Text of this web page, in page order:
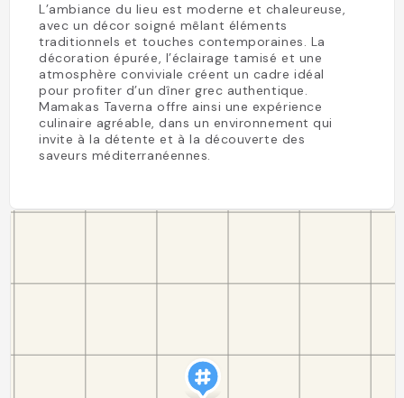
L’ambiance du lieu est moderne et chaleureuse,
avec un décor soigné mêlant éléments
traditionnels et touches contemporaines. La
décoration épurée, l’éclairage tamisé et une
atmosphère conviviale créent un cadre idéal
pour profiter d’un dîner grec authentique.
Mamakas Taverna offre ainsi une expérience
culinaire agréable, dans un environnement qui
invite à la détente et à la découverte des
saveurs méditerranéennes.